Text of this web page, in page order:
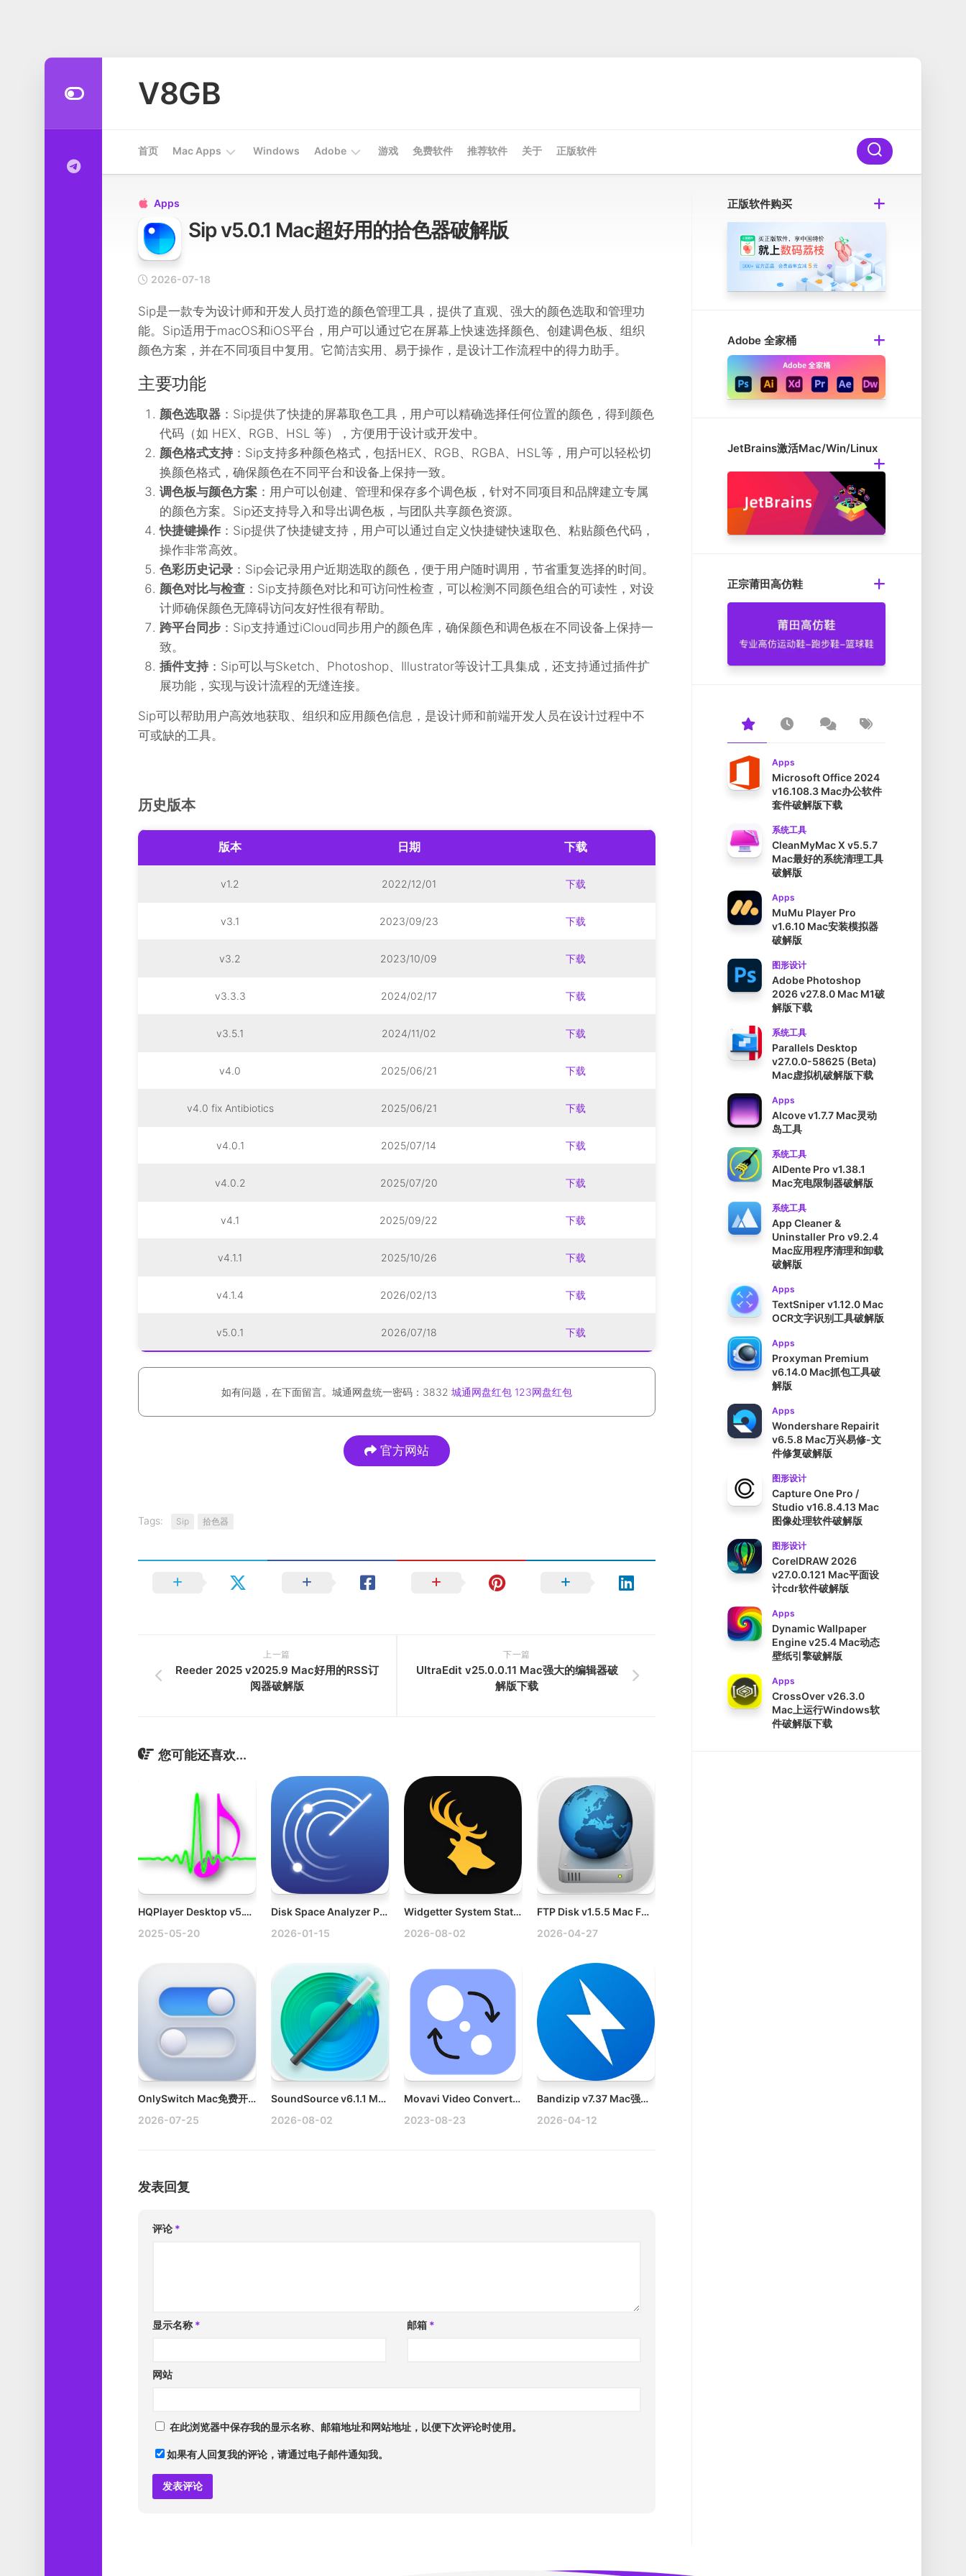
V8GB
首页 Mac Apps
开
统
工
图
形
计
媒
体
软
件
娱
乐
Windows Adobe
Win
游戏 免费软件 推荐软件 关于 正版软件
 Apps
Sip v5.0.1 Mac超好用的拾色器破解版
2026-07-18
Sip是一款专为设计师和开发人员打造的颜色管理工具，提供了直观、强大的颜色选取和管理功
能。Sip适用于macOS和iOS平台，用户可以通过它在屏幕上快速选择颜色、创建调色板、组织
颜色方案，并在不同项目中复用。它简洁实用、易于操作，是设计工作流程中的得力助手。
主要功能
颜色选取器 ：Sip提供了快捷的屏幕取色工具，用户可以精确选择任何位置的颜色，得到颜色
代码（如 HEX、RGB、HSL 等），方便用于设计或开发中。
颜色格式支持：Sip支持多种颜色格式，包括HEX、RGB、RGBA、HSL等，用户可以轻松切
换颜色格式，确保颜色在不同平台和设备上保持一致。
调色板与颜色方案 ：用户可以创建、管理和保存多个调色板，针对不同项目和品牌建立专属
的颜色方案。Sip还支持导入和导出调色板，与团队共享颜色资源。
快捷键操作 ：Sip提供了快捷键支持，用户可以通过自定义快捷键快速取色、粘贴颜色代码，
操作非常高效。
色彩历史记录 ：Sip会记录用户近期选取的颜色，便于用户随时调用，节省重复选择的时间。
颜色对比与检查 ：Sip支持颜色对比和可访问性检查，可以检测不同颜色组合的可读性，对设
计师确保颜色无障碍访问友好性很有帮助。
跨平台同步 ：Sip支持通过iCloud同步用户的颜色库，确保颜色和调色板在不同设备上保持一
致。
插件支持：Sip可以与Sketch、Photoshop、Illustrator等设计工具集成，还支持通过插件扩
展功能，实现与设计流程的无缝连接。
Sip可以帮助用户高效地获取、组织和应用颜色信息，是设计师和前端开发人员在设计过程中不
可或缺的工具。
历史版本
版本 日期 下载
v1.2 2022/12/01 下载
v3.1 2023/09/23 下载
v3.2 2023/10/09 下载
v3.3.3 2024/02/17 下载
v3.5.1 2024/11/02 下载
v4.0 2025/06/21 下载
v4.0 fix Antibiotics 2025/06/21 下载
v4.0.1 2025/07/14 下载
v4.0.2 2025/07/20 下载
v4.1 2025/09/22 下载
v4.1.1 2025/10/26 下载
v4.1.4 2026/02/13 下载
v5.0.1 2026/07/18 下载
如有问题，在下面留言。城通网盘统一密码：3832 城通网盘红包 123网盘红包
官方网站
Tags: Sip 拾色器
下一篇
UltraEdit v25.0.0.11 Mac强大的编辑器破
解版下载
上一篇
Reeder 2025 v2025.9 Mac好用的RSS订
阅器破解版
您可能还喜欢...
HQPlayer Desktop v5.13.0 Mac高端音频播放器
2025-05-20
Disk Space Analyzer Pro v6.0 Mac可视化磁盘清理工具破解版
2026-01-15
Widgetter System Stats Widgets v2.5.0 Mac桌面小工具应用破解版
2026-08-02
FTP Disk v1.5.5 Mac FTP客户端破解版
2026-04-27
OnlySwitch Mac免费开源的菜单栏工具
2026-07-25
SoundSource v6.1.1 Mac音频控制软件破解版
2026-08-02
Movavi Video Converter 22 Premium v22.5.0 Mac视频与音频文件转换器
2023-08-23
Bandizip v7.37 Mac强大的多功能压缩包管理器破解版
2026-04-12
发表回复
评论 *
显示名称 * 邮箱 *
网站
在此浏览器中保存我的显示名称、邮箱地址和网站地址，以便下次评论时使用。
如果有人回复我的评论，请通过电子邮件通知我。
正版软件购买
Adobe 全家桶
JetBrains激活Mac/Win/Linux
正宗莆田高仿鞋
Apps
Microsoft Office 2024
v16.108.3 Mac办公软件
套件破解版下载
系统工具
CleanMyMac X v5.5.7
Mac最好的系统清理工具
破解版
Apps
MuMu Player Pro
v1.6.10 Mac安装模拟器
破解版
图形设计
Adobe Photoshop
2026 v27.8.0 Mac M1破
解版下载
系统工具
Parallels Desktop
v27.0.0-58625 (Beta)
Mac虚拟机破解版下载
Apps
Alcove v1.7.7 Mac灵动
岛工具
系统工具
AlDente Pro v1.38.1
Mac充电限制器破解版
系统工具
App Cleaner &
Uninstaller Pro v9.2.4
Mac应用程序清理和卸载
破解版
Apps
TextSniper v1.12.0 Mac
OCR文字识别工具破解版
Apps
Proxyman Premium
v6.14.0 Mac抓包工具破
解版
Apps
Wondershare Repairit
v6.5.8 Mac万兴易修-文
件修复破解版
图形设计
Capture One Pro /
Studio v16.8.4.13 Mac
图像处理软件破解版
图形设计
CorelDRAW 2026
v27.0.0.121 Mac平面设
计cdr软件破解版
Apps
Dynamic Wallpaper
Engine v25.4 Mac动态
壁纸引擎破解版
Apps
CrossOver v26.3.0
Mac上运行Windows软
件破解版下载